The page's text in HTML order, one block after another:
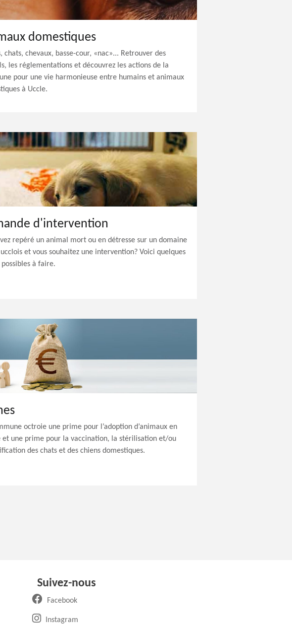
domestiques
chats, chevaux, basse-cour, «nac»... Retrouver des
les réglementations et découvrez les actions de la
pour une vie harmonieuse entre humains et animaux
à Uccle.
d'intervention
repéré un animal mort ou en détresse sur un domaine
et vous souhaitez une intervention? Voici quelques
possibles à faire.
octroie une prime pour l’adoption d’animaux en
et une prime pour la vaccination, la stérilisation et/ou
des chats et des chiens domestiques.
Suivez-nous
Facebook(ouvre un nouvel onglet)
Instagram(ouvre un nouvel onglet)